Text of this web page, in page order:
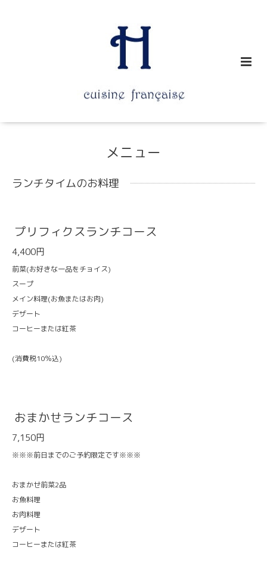
メニュー
ランチタイムのお料理
プリフィクスランチコース
4,400円
前菜(お好きな一品をチョイス)
スープ
メイン料理(お魚またはお肉)
デザート
コーヒーまたは紅茶
(消費税10％込)
おまかせランチコース
7,150円
※※※前日までのご予約限定です※※※
おまかせ前菜2品
お魚料理
お肉料理
デザート
コーヒーまたは紅茶